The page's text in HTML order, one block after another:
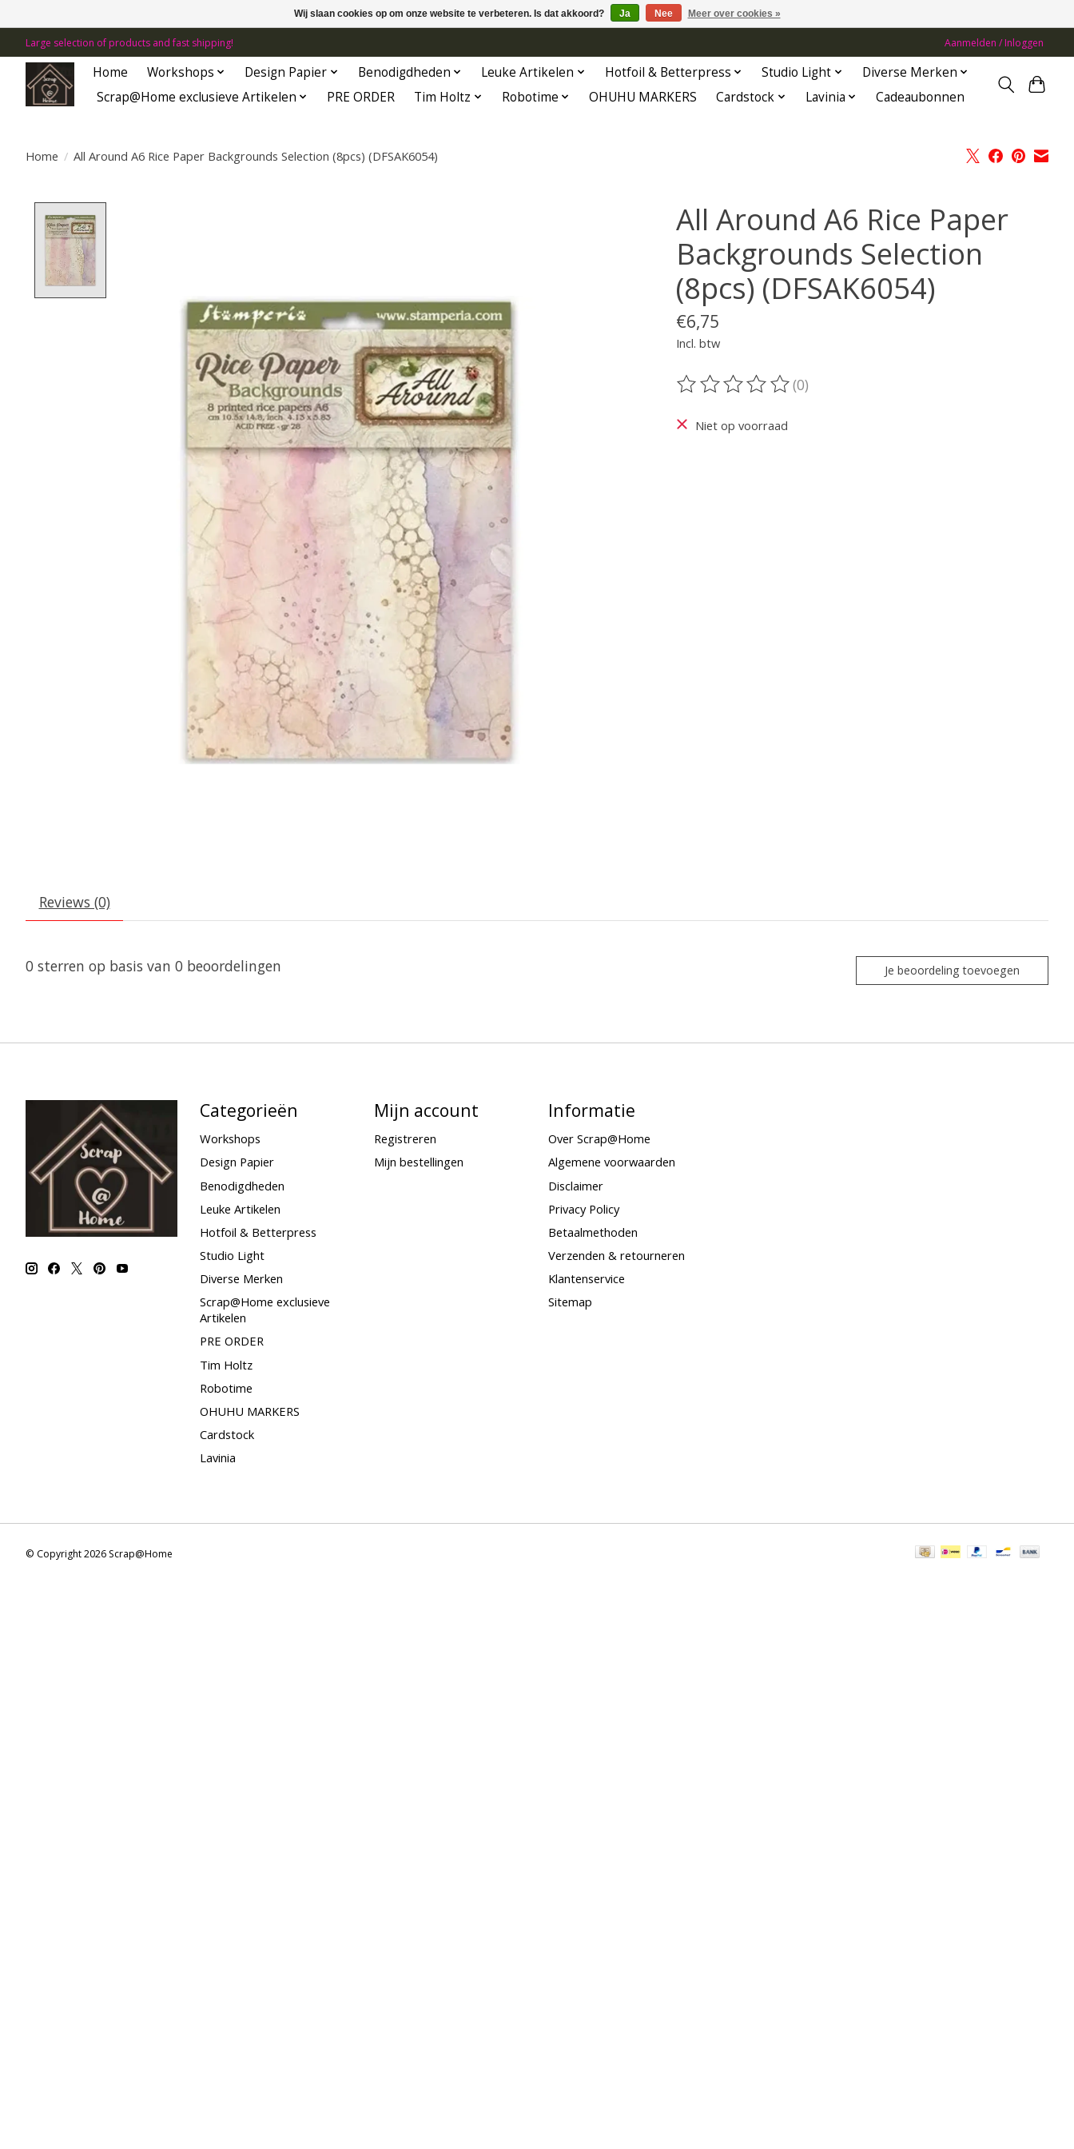
Large selection of products and fast shipping! Aanmelden / Inloggen
Home Workshops Design Papier Benodigdheden Leuke Artikelen Hotfoil & Betterpress Studio Light
Diverse Merken
Scrap@Home exclusieve Artikelen
PRE ORDER Tim Holtz Robotime OHUHU MARKERS Cardstock Lavinia Cadeaubonnen
Home / All Around A6 Rice Paper Backgrounds Selection (8pcs) (DFSAK6054)
All Around A6 Rice Paper
Backgrounds Selection
(8pcs) (DFSAK6054)
€6,75
Incl. btw
De beoordeling van dit product is
(0)
Niet op voorraad
Reviews (0)
0 sterren op basis van 0 beoordelingen Je beoordeling toevoegen
Categorieën
Workshops
Design Papier
Benodigdheden
Leuke Artikelen
Hotfoil & Betterpress
Studio Light
Diverse Merken
Scrap@Home exclusieve
Artikelen
PRE ORDER
Tim Holtz
Robotime
OHUHU MARKERS
Cardstock
Lavinia
Mijn account
Registreren
Mijn bestellingen
Informatie
Over Scrap@Home
Algemene voorwaarden
Disclaimer
Privacy Policy
Betaalmethoden
Verzenden & retourneren
Klantenservice
Sitemap
© Copyright 2026 Scrap@Home
Wij slaan cookies op om onze website te verbeteren. Is dat akkoord? Ja Nee Meer over cookies »